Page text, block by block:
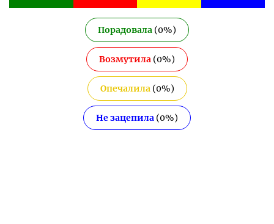
Порадовала (0%)
Возмутила (0%)
Опечалила(0%)
Не зацепила (0%)